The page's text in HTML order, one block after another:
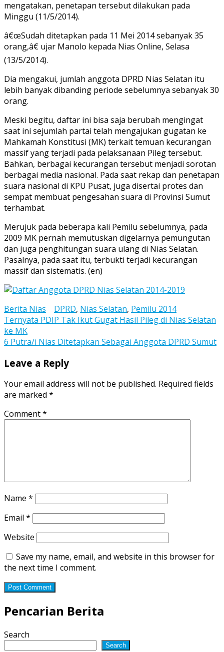
mengatakan, penetapan tersebut dilakukan pada
Minggu (11/5/2014).
â€œSudah ditetapkan pada 11 Mei 2014 sebanyak 35
orang,â€ ujar Manolo kepada Nias Online, Selasa
(13/5/2014).
Dia mengakui, jumlah anggota DPRD Nias Selatan itu
lebih banyak dibanding periode sebelumnya sebanyak 30
orang.
Meski begitu, daftar ini bisa saja berubah mengingat
saat ini sejumlah partai telah mengajukan gugatan ke
Mahkamah Konstitusi (MK) terkait temuan kecurangan
massif yang terjadi pada pelaksanaan Pileg tersebut.
Bahkan, berbagai kecurangan tersebut menjadi sorotan
berbagai media nasional. Pada saat rekap dan penetapan
suara nasional di KPU Pusat, juga disertai protes dan
sempat membuat pengesahan suara di Provinsi Sumut
terhambat.
Merujuk pada beberapa kali Pemilu sebelumnya, pada
2009 MK pernah memutuskan digelarnya pemungutan
dan juga penghitungan suara ulang di Nias Selatan.
Pasalnya, pada saat itu, terbukti terjadi kecurangan
massif dan sistematis. (en)
Berita Nias DPRD, Nias Selatan, Pemilu 2014
Post
navigation
Ternyata PDIP Tak Ikut Gugat Hasil Pileg di Nias Selatan
ke MK
6 Putra/i Nias Ditetapkan Sebagai Anggota DPRD Sumut
Leave a Reply
Your email address will not be published. Required fields
are marked *
Comment*
Name *
Email *
Website
Save my name, email, and website in this browser for
the next time I comment.
Pencarian Berita
Search
Search